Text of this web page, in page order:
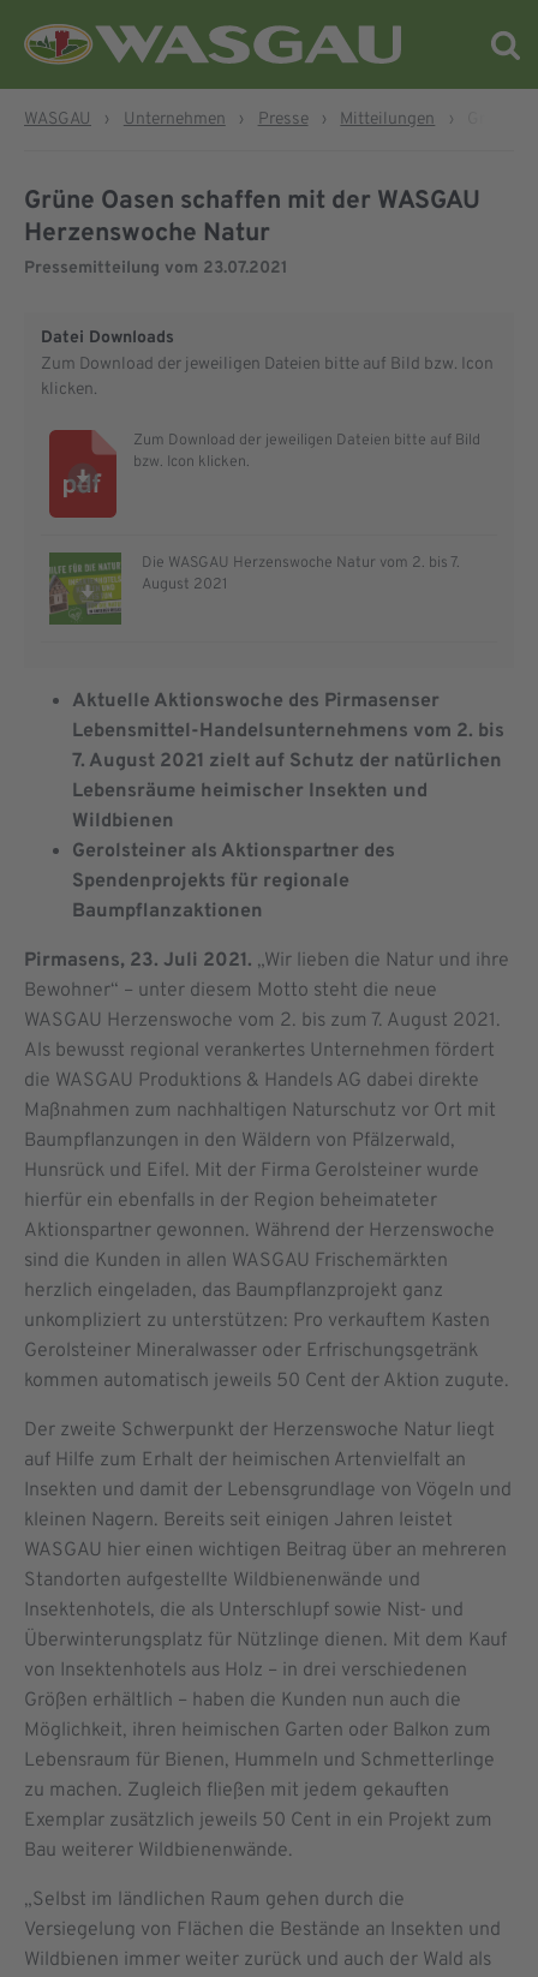
WASGAU › Unternehmen › Presse › Mitteilungen ›
Grüne Oasen schaffen mit der WASGAU
Herzenswoche Natur
Pressemitteilung vom 23.07.2021
Datei Downloads
Zum Download der jeweiligen Dateien bitte auf Bild bzw. Icon
klicken.
Zum Download der jeweiligen Dateien bitte auf Bild
bzw. Icon klicken.
Die WASGAU Herzenswoche Natur vom 2. bis 7.
August 2021
Aktuelle Aktionswoche des Pirmasenser
Lebensmittel-Handelsunternehmens vom 2. bis
7. August 2021 zielt auf Schutz der natürlichen
Lebensräume heimischer Insekten und
Wildbienen
Gerolsteiner als Aktionspartner des
Spendenprojekts für regionale
Baumpflanzaktionen
Pirmasens, 23. Juli 2021. „Wir lieben die Natur und ihre
Bewohner“ – unter diesem Motto steht die neue
WASGAU Herzenswoche vom 2. bis zum 7. August 2021.
Als bewusst regional verankertes Unternehmen fördert
die WASGAU Produktions & Handels AG dabei direkte
Maßnahmen zum nachhaltigen Naturschutz vor Ort mit
Baumpflanzungen in den Wäldern von Pfälzerwald,
Hunsrück und Eifel. Mit der Firma Gerolsteiner wurde
hierfür ein ebenfalls in der Region beheimateter
Aktionspartner gewonnen. Während der Herzenswoche
sind die Kunden in allen WASGAU Frischemärkten
herzlich eingeladen, das Baumpflanzprojekt ganz
unkompliziert zu unterstützen: Pro verkauftem Kasten
Gerolsteiner Mineralwasser oder Erfrischungsgetränk
kommen automatisch jeweils 50 Cent der Aktion zugute.
Der zweite Schwerpunkt der Herzenswoche Natur liegt
auf Hilfe zum Erhalt der heimischen Artenvielfalt an
Insekten und damit der Lebensgrundlage von Vögeln und
kleinen Nagern. Bereits seit einigen Jahren leistet
WASGAU hier einen wichtigen Beitrag über an mehreren
Standorten aufgestellte Wildbienenwände und
Insektenhotels, die als Unterschlupf sowie Nist- und
Überwinterungsplatz für Nützlinge dienen. Mit dem Kauf
von Insektenhotels aus Holz – in drei verschiedenen
Größen erhältlich – haben die Kunden nun auch die
Möglichkeit, ihren heimischen Garten oder Balkon zum
Lebensraum für Bienen, Hummeln und Schmetterlinge
zu machen. Zugleich fließen mit jedem gekauften
Exemplar zusätzlich jeweils 50 Cent in ein Projekt zum
Bau weiterer Wildbienenwände.
„Selbst im ländlichen Raum gehen durch die
Versiegelung von Flächen die Bestände an Insekten und
Wildbienen immer weiter zurück und auch der Wald als